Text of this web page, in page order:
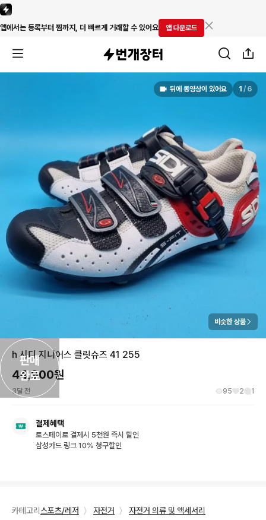
앱에서는 등록부터 찜까지, 더 빠르게 거래할 수 있어요 앱 다운로드
판매
완료
뒤에 동영상이 있어요 1 / 6
비슷한 상품
h 시디 지니어스 클릿슈즈 41 255
44,900원
3달 전 95 2 1
결제혜택
토스페이로 결제시 5천원 즉시 할인
삼성카드 링크 10% 청구할인
카테고리 스포츠/레저 〉 자전거 〉
자전거 의류 및 액세서리